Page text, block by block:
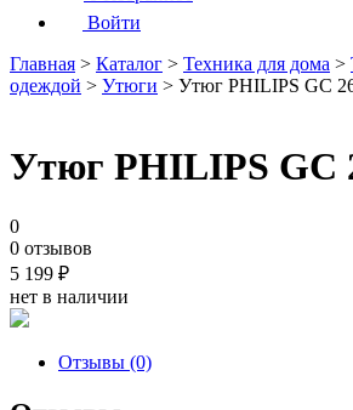
Войти
Главная > Каталог > Техника для дома >
одеждой > Утюги > Утюг PHILIPS GC
Утюг PHILIPS GC
0
0 отзывов
5 199 ₽
нет в наличии
Отзывы (0)